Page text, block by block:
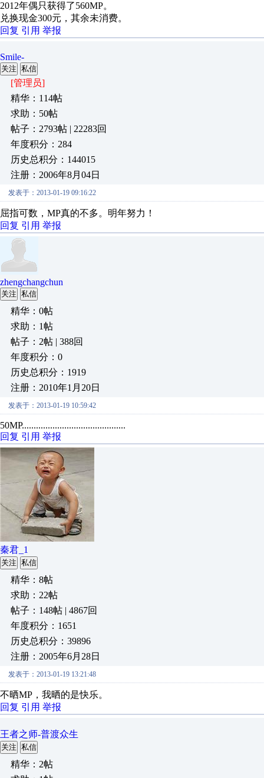
2012年偶只获得了560MP。
兑换现金300元，其余未消费。
回复 引用 举报
Smile-
关注 私信
[管理员]
精华：114帖
求助：50帖
帖子：2793帖 | 22283回
年度积分：284
历史总积分：144015
注册：2006年8月04日
发表于：2013-01-19 09:16:22
屈指可数，MP真的不多。明年努力！
回复 引用 举报
zhengchangchun
关注 私信
精华：0帖
求助：1帖
帖子：2帖 | 388回
年度积分：0
历史总积分：1919
注册：2010年1月20日
发表于：2013-01-19 10:59:42
50MP............................................
回复 引用 举报
秦君_1
关注 私信
精华：8帖
求助：22帖
帖子：148帖 | 4867回
年度积分：1651
历史总积分：39896
注册：2005年6月28日
发表于：2013-01-19 13:21:48
不晒MP，我晒的是快乐。
回复 引用 举报
王者之师-普渡众生
关注 私信
精华：2帖